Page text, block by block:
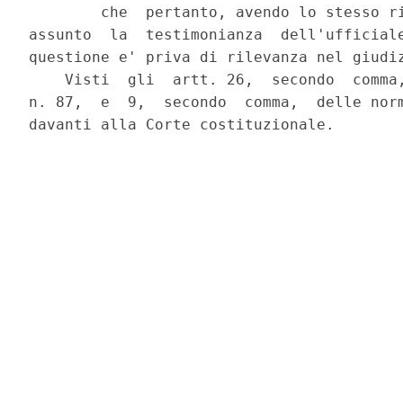
che  pertanto, avendo lo stesso
assunto  la  testimonianza
questione e' priva di rilevanza nel
Visti  gli  artt. 26,  secondo
n. 87,  e  9,  secondo  comma,  delle